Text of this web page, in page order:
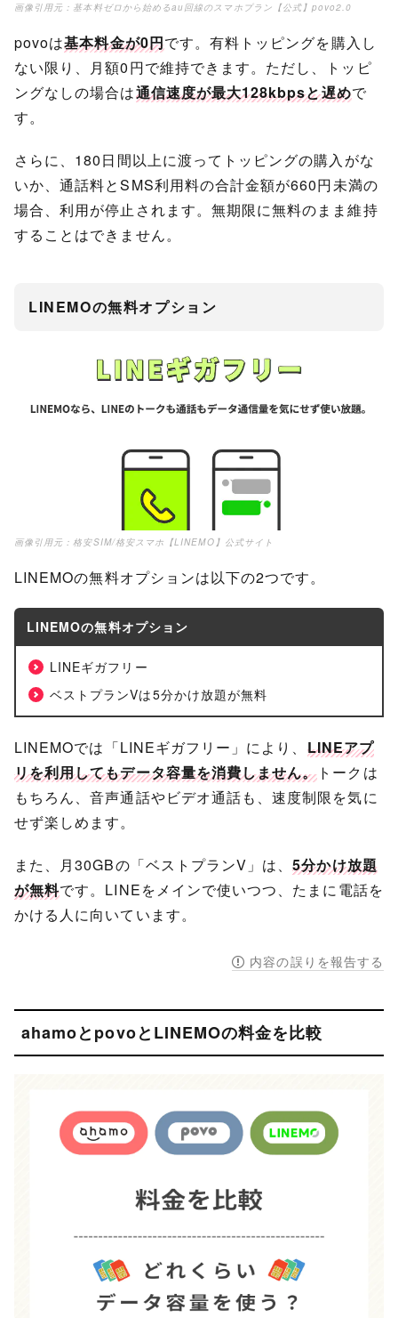
画像引用元： 基本料ゼロから始めるau回線のスマホプラン【公式】povo2.0
povoは基本料金が0円です。有料トッピングを購入し
ない限り、月額0円で維持できます。ただし、トッピ
ングなしの場合は通信速度が最大128kbpsと遅めで
す。
さらに、180日間以上に渡ってトッピングの購入がな
いか、通話料とSMS利用料の合計金額が660円未満の
場合、利用が停止されます。無期限に無料のまま維持
することはできません。
LINEMOの無料オプション
画像引用元：格安SIM/格安スマホ【LINEMO】公式サイト
LINEMOの無料オプションは以下の2つです。
LINEMOの無料オプション
LINEギガフリー
ベストプランVは5分かけ放題が無料
LINEMOでは「LINEギガフリー」により、 LINEアプ
リを利用してもデータ容量を消費しません。 トークは
もちろん、音声通話やビデオ通話も、速度制限を気に
せず楽しめます。
また、月30GBの「ベストプランV」は、5分かけ放題
が無料です。LINEをメインで使いつつ、たまに電話を
かける人に向いています。
内容の誤りを報告する
ahamoとpovoとLINEMOの料金を比較